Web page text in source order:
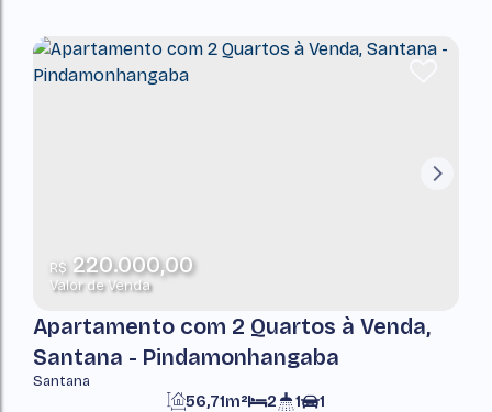
R$220.000,00
Valor de Venda
Apartamento com 2 Quartos à Venda,
Santana - Pindamonhangaba
Santana
2 1 1
56,71m²